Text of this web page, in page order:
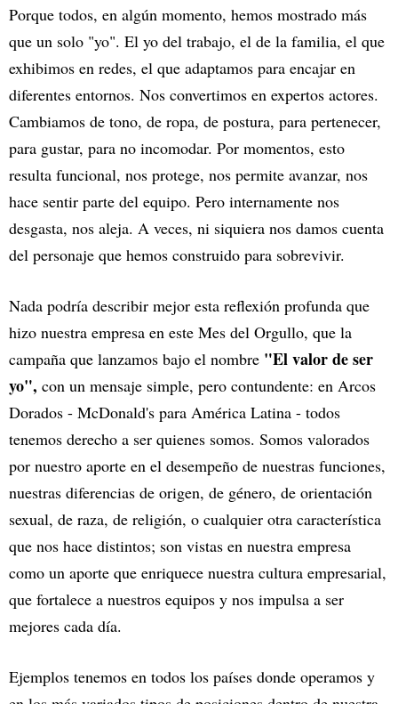
Porque todos, en algún momento, hemos mostrado más
que un solo "yo". El yo del trabajo, el de la familia, el que
exhibimos en redes, el que adaptamos para encajar en
diferentes entornos. Nos convertimos en expertos actores.
Cambiamos de tono, de ropa, de postura, para pertenecer,
para gustar, para no incomodar. Por momentos, esto
resulta funcional, nos protege, nos permite avanzar, nos
hace sentir parte del equipo. Pero internamente nos
desgasta, nos aleja. A veces, ni siquiera nos damos cuenta
del personaje que hemos construido para sobrevivir.
Nada podría describir mejor esta reflexión profunda que
hizo nuestra empresa en este Mes del Orgullo, que la
campaña que lanzamos bajo el nombre "El valor de ser
yo", con un mensaje simple, pero contundente: en Arcos
Dorados - McDonald's para América Latina - todos
tenemos derecho a ser quienes somos. Somos valorados
por nuestro aporte en el desempeño de nuestras funciones,
nuestras diferencias de origen, de género, de orientación
sexual, de raza, de religión, o cualquier otra característica
que nos hace distintos; son vistas en nuestra empresa
como un aporte que enriquece nuestra cultura empresarial,
que fortalece a nuestros equipos y nos impulsa a ser
mejores cada día.
Ejemplos tenemos en todos los países donde operamos y